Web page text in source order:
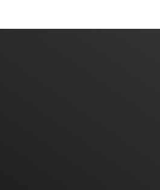
ォーラム